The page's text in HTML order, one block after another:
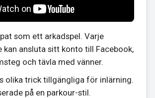
som ett arkadspel. Varje
kan ansluta sitt konto till Facebook,
och tävla med vänner.
olika trick tillgängliga för inlärning.
på en parkour-stil.